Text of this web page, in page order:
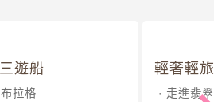
遊船
拉格
輕奢輕
走進翡